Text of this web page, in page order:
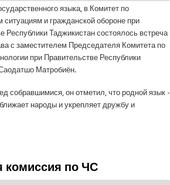
языка, в Комитет по
ситуациям и гражданской обороне при
Республики Таджикистан состоялось встреча
с заместителем Председателя Комитета по
при Правительстве Республики
Матробиён.
собравшимися, он отметил, что родной язык -
народы и укрепляет дружбу и
языка
комиссия по ЧС